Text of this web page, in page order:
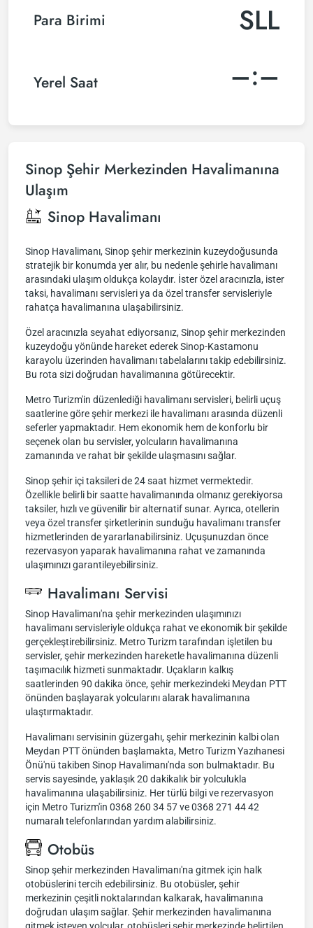
Para Birimi SLL
Yerel Saat –:–
Sinop Şehir Merkezinden Havalimanına
Ulaşım
Sinop Havalimanı
Sinop Havalimanı, Sinop şehir merkezinin kuzeydoğusunda
stratejik bir konumda yer alır, bu nedenle şehirle havalimanı
arasındaki ulaşım oldukça kolaydır. İster özel aracınızla, ister
taksi, havalimanı servisleri ya da özel transfer servisleriyle
rahatça havalimanına ulaşabilirsiniz.
Özel aracınızla seyahat ediyorsanız, Sinop şehir merkezinden
kuzeydoğu yönünde hareket ederek Sinop-Kastamonu
karayolu üzerinden havalimanı tabelalarını takip edebilirsiniz.
Bu rota sizi doğrudan havalimanına götürecektir.
Metro Turizm'in düzenlediği havalimanı servisleri, belirli uçuş
saatlerine göre şehir merkezi ile havalimanı arasında düzenli
seferler yapmaktadır. Hem ekonomik hem de konforlu bir
seçenek olan bu servisler, yolcuların havalimanına
zamanında ve rahat bir şekilde ulaşmasını sağlar.
Sinop şehir içi taksileri de 24 saat hizmet vermektedir.
Özellikle belirli bir saatte havalimanında olmanız gerekiyorsa
taksiler, hızlı ve güvenilir bir alternatif sunar. Ayrıca, otellerin
veya özel transfer şirketlerinin sunduğu havalimanı transfer
hizmetlerinden de yararlanabilirsiniz. Uçuşunuzdan önce
rezervasyon yaparak havalimanına rahat ve zamanında
ulaşımınızı garantileyebilirsiniz.
Havalimanı Servisi
Sinop Havalimanı'na şehir merkezinden ulaşımınızı
havalimanı servisleriyle oldukça rahat ve ekonomik bir şekilde
gerçekleştirebilirsiniz. Metro Turizm tarafından işletilen bu
servisler, şehir merkezinden hareketle havalimanına düzenli
taşımacılık hizmeti sunmaktadır. Uçakların kalkış
saatlerinden 90 dakika önce, şehir merkezindeki Meydan PTT
önünden başlayarak yolcularını alarak havalimanına
ulaştırmaktadır.
Havalimanı servisinin güzergahı, şehir merkezinin kalbi olan
Meydan PTT önünden başlamakta, Metro Turizm Yazıhanesi
Önü'nü takiben Sinop Havalimanı'nda son bulmaktadır. Bu
servis sayesinde, yaklaşık 20 dakikalık bir yolculukla
havalimanına ulaşabilirsiniz. Her türlü bilgi ve rezervasyon
için Metro Turizm'in 0368 260 34 57 ve 0368 271 44 42
numaralı telefonlarından yardım alabilirsiniz.
Otobüs
Sinop şehir merkezinden Havalimanı'na gitmek için halk
otobüslerini tercih edebilirsiniz. Bu otobüsler, şehir
merkezinin çeşitli noktalarından kalkarak, havalimanına
doğrudan ulaşım sağlar. Şehir merkezinden havalimanına